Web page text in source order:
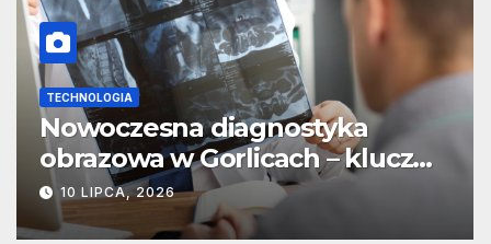
TECHNOLOGIA
Nowoczesna diagnostyka
obrazowa w Gorlicach – klucz
do szybkiej i skutecznej terapii
10 LIPCA, 2026